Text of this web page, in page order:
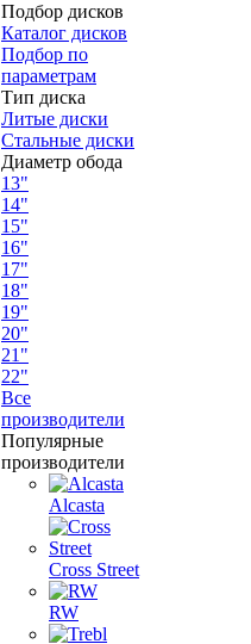
Подбор дисков
Каталог дисков
Подбор по
параметрам
Тип диска
Литые диски
Стальные диски
Диаметр обода
13"
14"
15"
16"
17"
18"
19"
20"
21"
22"
Все
производители
Популярные
производители
Alcasta
Cross Street
RW